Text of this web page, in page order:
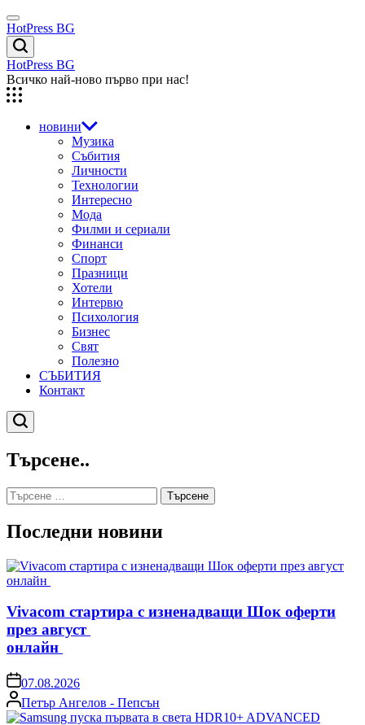
Skip
to
content
Menu
HotPress BG
Търсене
HotPress BG
Всичко най-ново първо при нас!
новини
Музика
Събития
Личности
Технологии
Интересно
Мода
Филми и сериали
Финанси
Спорт
Празници
Хотели
Интервю
Психология
Бизнес
Свят
Полезно
СЪБИТИЯ
Контакт
Търсене
Търсене..
Търсене
за:
Последни новини
Vivacom стартира с изненадващи Шок оферти
през август
онлайн
on07.08.2026
Posted
by
Петър Ангелов - Пепсън